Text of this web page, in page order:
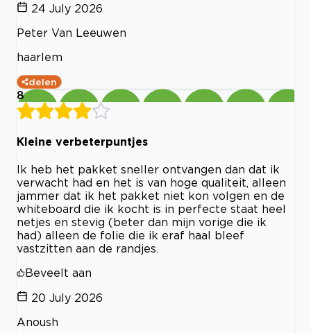
24 July 2026
Peter Van Leeuwen
haarlem
delen
8
Kleine verbeterpuntjes
Ik heb het pakket sneller ontvangen dan dat ik
verwacht had en het is van hoge qualiteit, alleen
jammer dat ik het pakket niet kon volgen en de
whiteboard die ik kocht is in perfecte staat heel
netjes en stevig (beter dan mijn vorige die ik
had) alleen de folie die ik eraf haal bleef
vastzitten aan de randjes.
Beveelt aan
20 July 2026
Anoush